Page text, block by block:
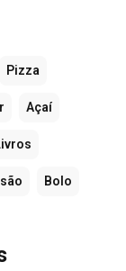
Pizza
Açaí
Bolo